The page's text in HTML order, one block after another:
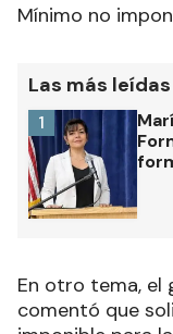
Mínimo no
Las más leídas
1
En otro tema, el
comentó que